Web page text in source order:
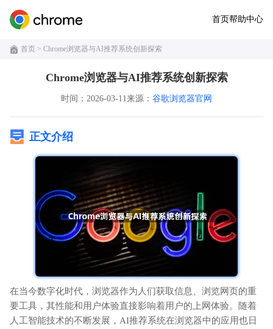
首页帮助中心
首页 > Chrome浏览器与AI推荐系统创新探索
Chrome浏览器与AI推荐系统创新探索
时间：2026-03-11来源： 谷歌浏览器官网
正文介绍
在当今数字化时代，浏览器作为人们获取信息、浏览网页的重
要工具，其性能和用户体验直接影响着用户的上网体验。随着
人工智能技术的不断发展，AI推荐系统在浏览器中的应用也日